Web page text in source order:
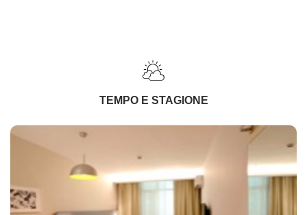
TEMPO E STAGIONE